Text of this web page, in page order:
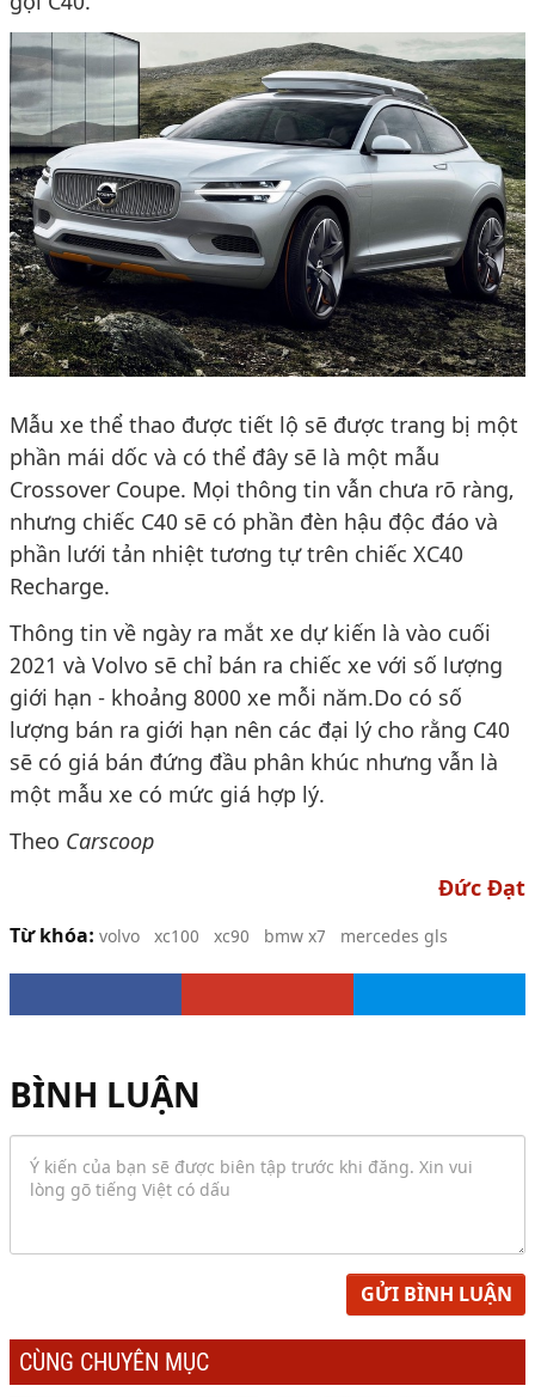
Mẫu xe thể thao được tiết lộ sẽ được trang bị một
phần mái dốc và có thể đây sẽ là một mẫu
Crossover Coupe. Mọi thông tin vẫn chưa rõ ràng,
nhưng chiếc C40 sẽ có phần đèn hậu độc đáo và
phần lưới tản nhiệt tương tự trên chiếc XC40
Recharge.
Thông tin về ngày ra mắt xe dự kiến là vào cuối
2021 và Volvo sẽ chỉ bán ra chiếc xe với số lượng
giới hạn - khoảng 8000 xe mỗi năm.Do có số
lượng bán ra giới hạn nên các đại lý cho rằng C40
sẽ có giá bán đứng đầu phân khúc nhưng vẫn là
một mẫu xe có mức giá hợp lý.
Theo Carscoop
Đức Đạt
Từ khóa: volvo xc100 xc90 bmw x7 mercedes gls
BÌNH LUẬN
GỬI BÌNH LUẬN
CÙNG CHUYÊN MỤC